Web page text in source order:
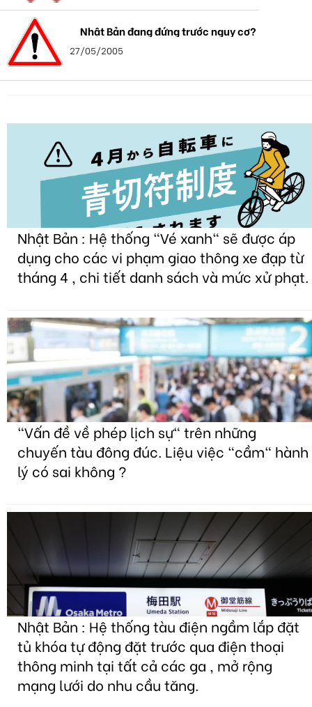
Nhật Bản đang đứng trước nguy cơ?
27/05/2005
Nhật Bản : Hệ thống "Vé xanh" sẽ được áp
dụng cho các vi phạm giao thông xe đạp từ
tháng 4 , chi tiết danh sách và mức xử phạt.
"Vấn đề về phép lịch sự" trên những
chuyến tàu đông đúc. Liệu việc "cầm" hành
lý có sai không ?
Nhật Bản : Hệ thống tàu điện ngầm lắp đặt
tủ khóa tự động đặt trước qua điện thoại
thông minh tại tất cả các ga , mở rộng
mạng lưới do nhu cầu tăng.